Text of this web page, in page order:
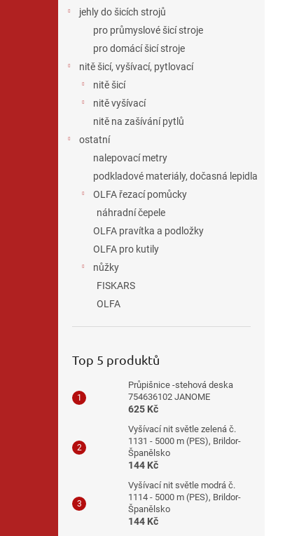
jehly do šicích strojů
pro průmyslové šicí stroje
pro domácí šicí stroje
nitě šicí, vyšívací, pytlovací
nitě šicí
nitě vyšívací
nitě na zašívání pytlů
ostatní
nalepovací metry
podkladové materiály, dočasná lepidla
OLFA řezací pomůcky
náhradní čepele
OLFA pravítka a podložky
OLFA pro kutily
nůžky
FISKARS
OLFA
Top 5 produktů
Průpišnice -stehová deska
754636102 JANOME
625 Kč
Vyšívací nit světle zelená č.
1131 - 5000 m (PES), Brildor-
Španělsko
144 Kč
Vyšívací nit světle modrá č.
1114 - 5000 m (PES), Brildor-
Španělsko
144 Kč